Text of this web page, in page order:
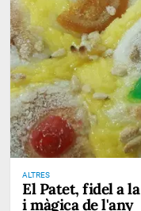
ALTRES
El Patet, fidel a
i màgica de l'any